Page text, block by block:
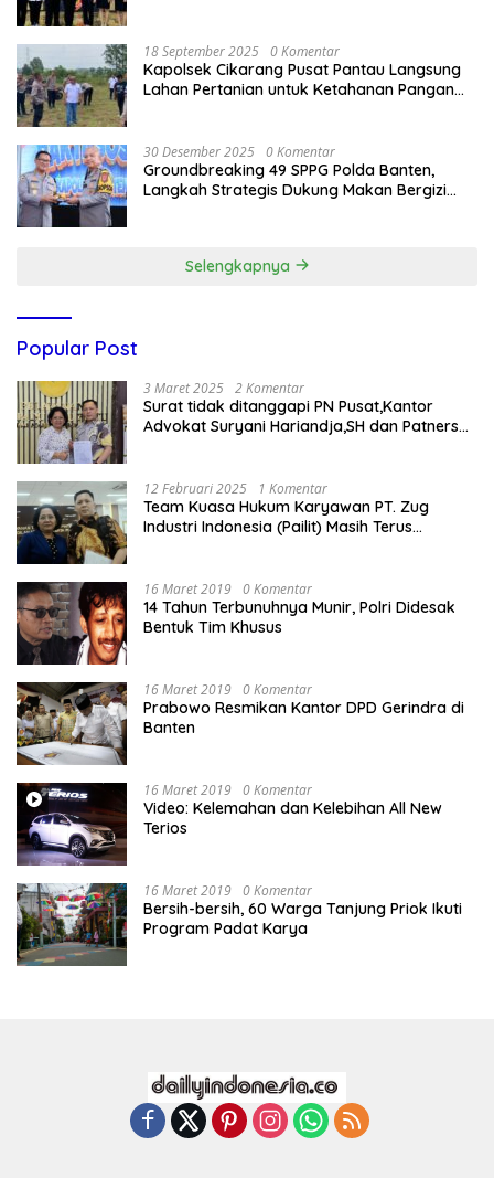
18 September 2025 0 Komentar
Kapolsek Cikarang Pusat Pantau Langsung
Lahan Pertanian untuk Ketahanan Pangan
30 Desember 2025 0 Komentar
Groundbreaking 49 SPPG Polda Banten,
Langkah Strategis Dukung Makan Bergizi
Selengkapnya
Popular Post
3 Maret 2025 2 Komentar
Surat tidak ditanggapi PN Pusat,Kantor
Advokat Suryani Hariandja,SH dan Patners
12 Februari 2025 1 Komentar
Team Kuasa Hukum Karyawan PT. Zug
Industri Indonesia (Pailit) Masih Terus
16 Maret 2019 0 Komentar
14 Tahun Terbunuhnya Munir, Polri Didesak
Bentuk Tim Khusus
16 Maret 2019 0 Komentar
Prabowo Resmikan Kantor DPD Gerindra di
Banten
16 Maret 2019 0 Komentar
Video: Kelemahan dan Kelebihan All New
Terios
16 Maret 2019 0 Komentar
Bersih-bersih, 60 Warga Tanjung Priok Ikuti
Program Padat Karya